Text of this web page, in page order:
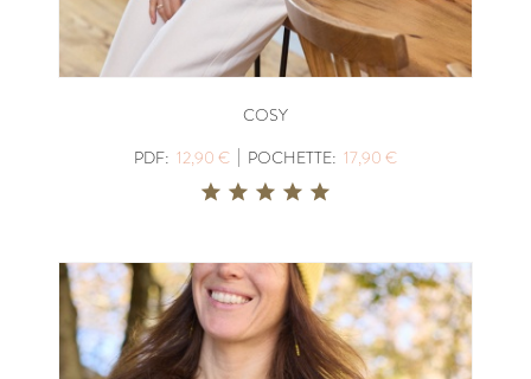
COSY
PDF: 12,90 € | POCHETTE: 17,90 €